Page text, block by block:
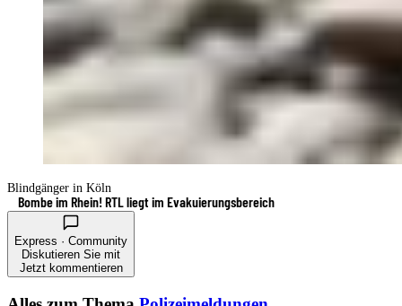
Blindgänger in Köln
Bombe im Rhein! RTL liegt im Evakuierungsbereich
Express · Community
Diskutieren Sie mit
Jetzt kommentieren